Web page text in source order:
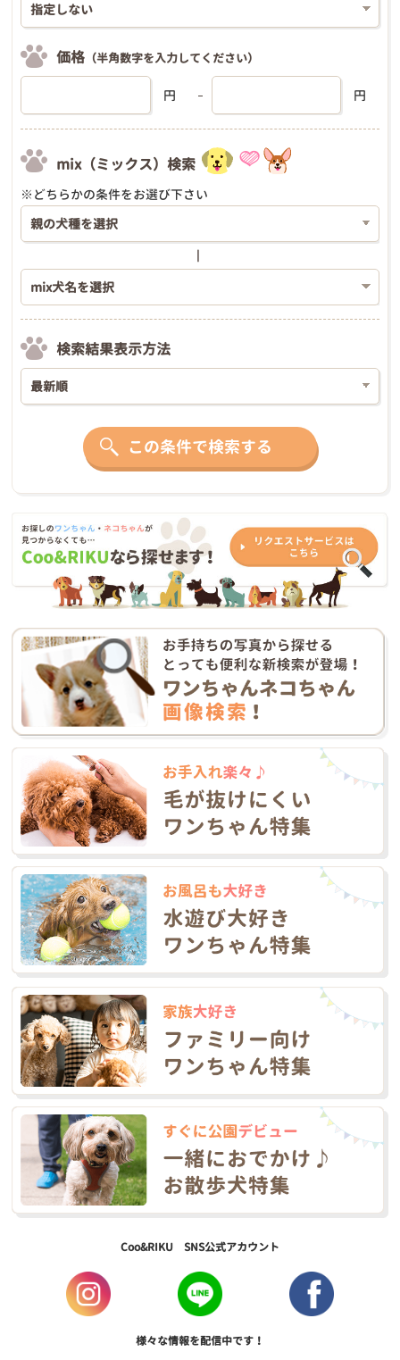
価格 （半角数字を入力してください）
円 円
mix（ミックス）検索
※どちらかの条件をお選び下さい
検索結果表示方法
この条件で検索する
Coo&RIKU SNS公式アカウント
様々な情報を配信中です！